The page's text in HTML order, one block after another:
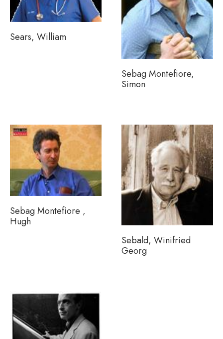
Sears, William
Sebag Montefiore,
Simon
Sebag Montefiore ,
Hugh
Sebald, Winifried
Georg